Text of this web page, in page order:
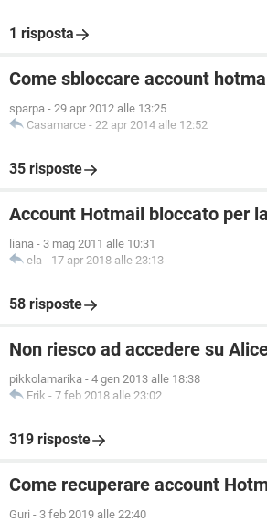
1 risposta
Come sbloccare account
sparpa - 29 apr 2012 alle 13:25
Casamarce - 22 apr 2014 alle 12:52
35 risposte
Account Hotmail bloccato per
liana - 3 mag 2011 alle 10:31
ela - 17 apr 2018 alle 23:13
58 risposte
Non riesco ad accedere su
pikkolamarika - 4 gen 2013 alle 18:38
Erik - 7 feb 2018 alle 23:02
319 risposte
Come recuperare account
Guri - 3 feb 2019 alle 22:40